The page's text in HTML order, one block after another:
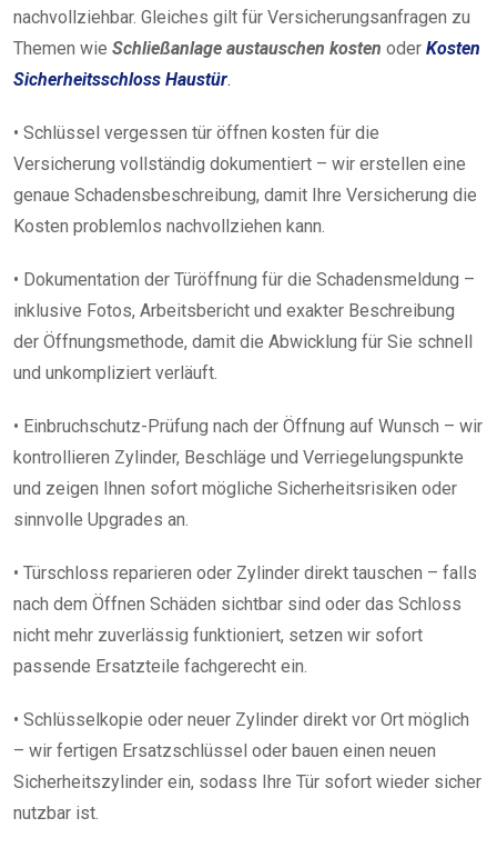
nachvollziehbar. Gleiches gilt für Versicherungsanfragen zu
Themen wie Schließanlage austauschen kosten oder Kosten
Sicherheitsschloss Haustür.
• Schlüssel vergessen tür öffnen kosten für die
Versicherung vollständig dokumentiert – wir erstellen eine
genaue Schadensbeschreibung, damit Ihre Versicherung die
Kosten problemlos nachvollziehen kann.
• Dokumentation der Türöffnung für die Schadensmeldung –
inklusive Fotos, Arbeitsbericht und exakter Beschreibung
der Öffnungsmethode, damit die Abwicklung für Sie schnell
und unkompliziert verläuft.
• Einbruchschutz-Prüfung nach der Öffnung auf Wunsch – wir
kontrollieren Zylinder, Beschläge und Verriegelungspunkte
und zeigen Ihnen sofort mögliche Sicherheitsrisiken oder
sinnvolle Upgrades an.
• Türschloss reparieren oder Zylinder direkt tauschen – falls
nach dem Öffnen Schäden sichtbar sind oder das Schloss
nicht mehr zuverlässig funktioniert, setzen wir sofort
passende Ersatzteile fachgerecht ein.
• Schlüsselkopie oder neuer Zylinder direkt vor Ort möglich
– wir fertigen Ersatzschlüssel oder bauen einen neuen
Sicherheitszylinder ein, sodass Ihre Tür sofort wieder sicher
nutzbar ist.